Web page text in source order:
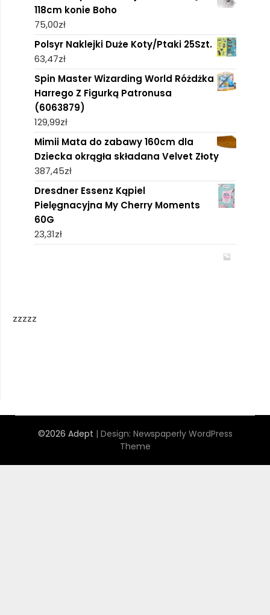
118cm konie Boho
75,00zł
Polsyr Naklejki Duże Koty/Ptaki 25Szt.
63,47zł
Spin Master Wizarding World Różdżka
Harrego Z Figurką Patronusa
(6063879)
129,99zł
Mimii Mata do zabawy 160cm dla
Dziecka okrągła składana Velvet Złoty
387,45zł
Dresdner Essenz Kąpiel
Pielęgnacyjna My Cherry Moments
60G
23,31zł
zzzzz
©2026 Adept | Design: Newspaperly WordPress
Theme